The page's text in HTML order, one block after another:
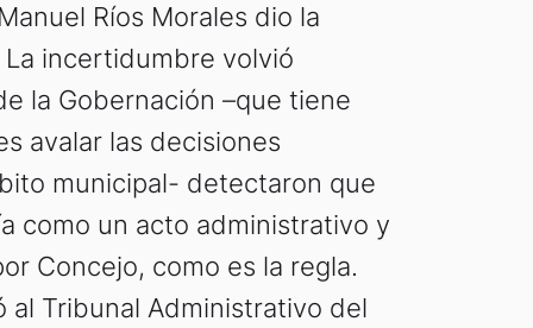
Ríos Morales dio la
incertidumbre volvió
la Gobernación –que tiene
avalar las decisiones
municipal- detectaron que
como un acto administrativo y
Concejo, como es la regla.
al Tribunal Administrativo del